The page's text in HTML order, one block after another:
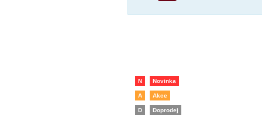
N Novinka
A Akce
D Doprodej